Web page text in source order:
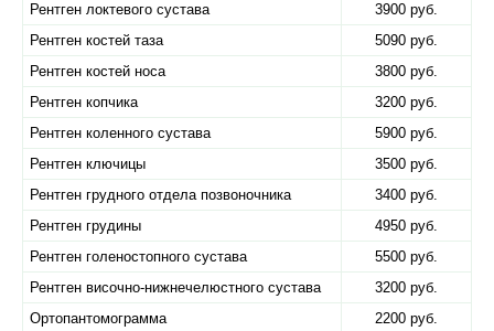
Рентген локтевого сустава
3900 руб.
Рентген костей таза
5090 руб.
Рентген костей носа
3800 руб.
Рентген копчика
3200 руб.
Рентген коленного сустава
5900 руб.
Рентген ключицы
3500 руб.
Рентген грудного отдела позвоночника
3400 руб.
Рентген грудины
4950 руб.
Рентген голеностопного сустава
5500 руб.
Рентген височно-нижнечелюстного сустава
3200 руб.
Ортопантомограмма
2200 руб.